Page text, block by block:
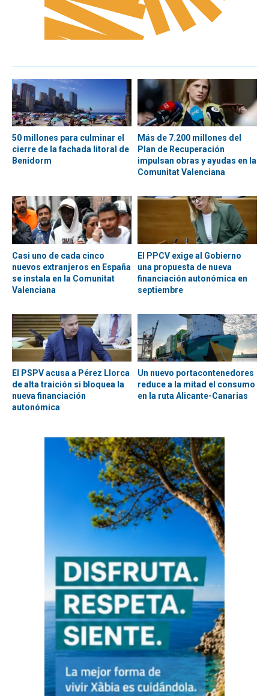
50 millones para culminar el
cierre de la fachada litoral de
Benidorm
Más de 7.200 millones del
Plan de Recuperación
impulsan obras y ayudas en la
Comunitat Valenciana
Casi uno de cada cinco
nuevos extranjeros en España
se instala en la Comunitat
Valenciana
El PPCV exige al Gobierno
una propuesta de nueva
financiación autonómica en
septiembre
El PSPV acusa a Pérez Llorca
de alta traición si bloquea la
nueva financiación
autonómica
Un nuevo portacontenedores
reduce a la mitad el consumo
en la ruta Alicante-Canarias